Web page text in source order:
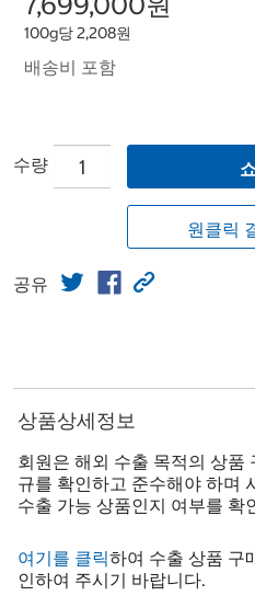
100g당 2,208원
배송비 포함
수량
원클릭
공유
상품상세정보
회원은 해외 수출 목적의 상품
규를 확인하고 준수해야 하며
수출 가능 상품인지 여부를 확
여기를 클릭하여 수출 상품 구
인하여 주시기 바랍니다.